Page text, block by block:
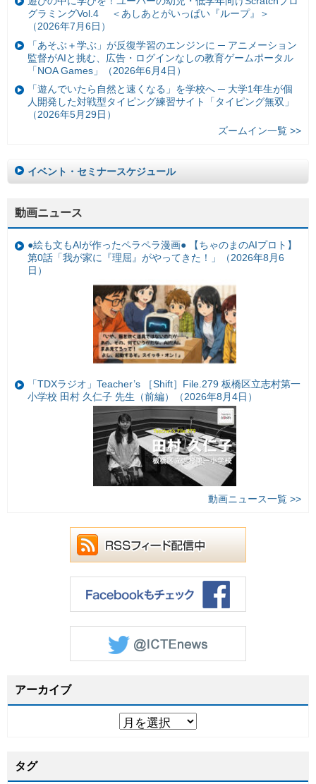
グラミングVol.4 ＜あしあとがいっぱい『ループ』＞
（2026年7月6日）
「あそぶ＋学ぶ」が反復学習のエンジンに ─ アニメーション
監督がAIと挑む、広告・ログインなしの教育ゲームポータル
「NOA Games」（2026年6月4日）
「遊んでいたら自然と速くなる」を学校へ ─ 大学1年生が個
人開発した対戦型タイピング練習サイト「タイピング無双」
（2026年5月29日）
ズームイン一覧 >>
イベント・セミナースケジュール
動画ニュース
●絵も文もAIが作ったペラペラ漫画● 【ちゃのまのAIプロト】
第0話「我が家に『理屈』がやってきた！」（2026年8月6
日）
「TDXラジオ」Teacher’s ［Shift］File.279 板橋区立志村第一
小学校 田村 久仁子 先生（前編）（2026年8月4日）
動画ニュース一覧 >>
アーカイブ
タグ